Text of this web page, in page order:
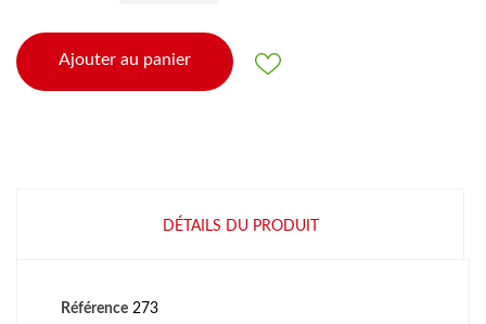
Ajouter au panier
DÉTAILS DU PRODUIT
Référence 273